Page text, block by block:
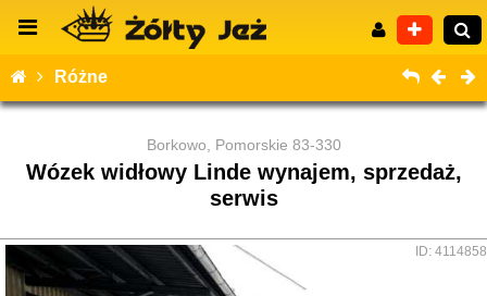
Wyszukiwanie zaawansowane
Różne
Borkowo, Pomorskie 83-330
Wózek widłowy Linde wynajem, sprzedaż,
serwis
ID: 4114858